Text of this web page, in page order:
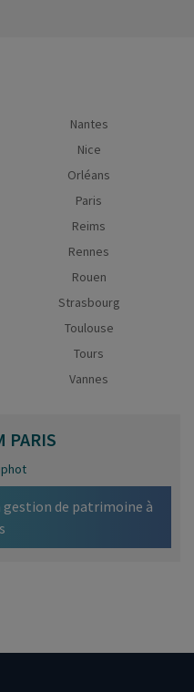
Nantes
Nice
Orléans
Paris
Reims
Rennes
Rouen
Strasbourg
Toulouse
Tours
Vannes
PARIS
de patrimoine à